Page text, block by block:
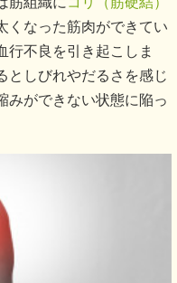
くなった筋肉ができてい
行不良を引き起こしま
としびれやだるさを感じ
みができない状態に陥っ